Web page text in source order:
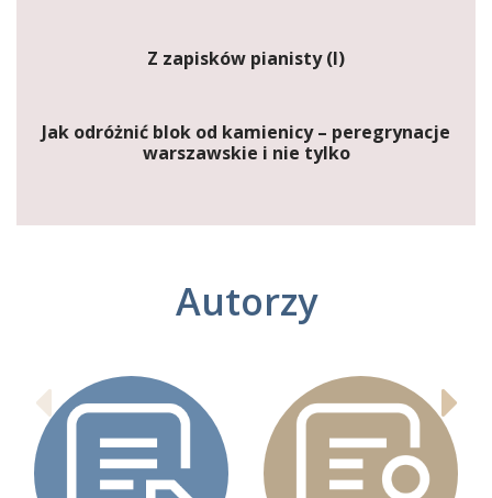
Z zapisków pianisty (I)
Jak odróżnić blok od kamienicy – peregrynacje
warszawskie i nie tylko
Autorzy